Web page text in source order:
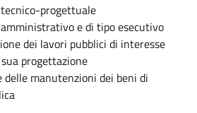
progettuale
e di tipo esecutivo
dei lavori pubblici di interesse
progettazione
delle manutenzioni dei beni di